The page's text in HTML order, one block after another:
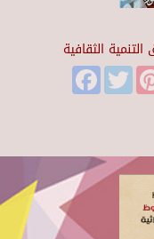
الثقافية
Facebook